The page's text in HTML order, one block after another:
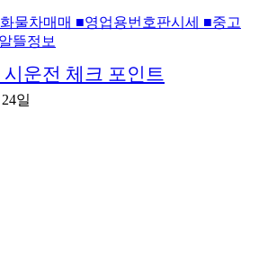
물차매매 ■영업용번호판시세 ■중고
뜰정보
운전 체크 포인트
일